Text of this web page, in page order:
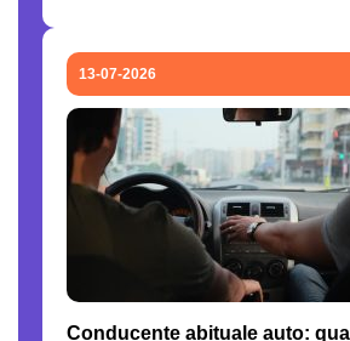
13-07-2026
Conducente abituale auto: